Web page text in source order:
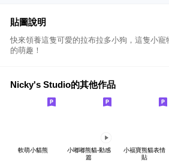
貼圖說明
快來領養這隻可愛的拉布拉多小狗，這隻小
的萌趣！
Nicky's Studio的其他作品
軟萌小貓熊
小嘟嘟熊貓-動感
篇
小福寶熊貓表情
貼